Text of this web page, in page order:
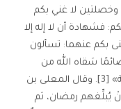
لا غني بكم
فشهادة أن لا إله إلا
غنى بكم عنهما: تسألون
سَقاه الله من
حوضي شربةً لا يَظمَأ بعدَها حتى يدخُل الجنَّة» [3]. وقال المعلى بن
يُبلِّغهم رمضان، ثم